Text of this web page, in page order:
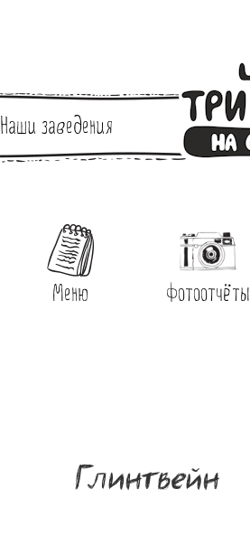
Наши заведения
Меню
Фотоотчёты
Глинтвейн